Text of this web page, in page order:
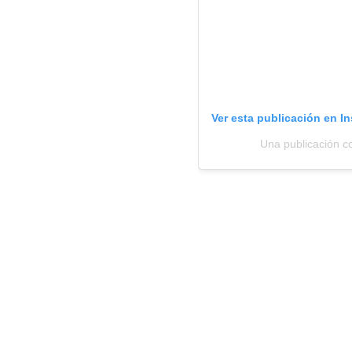
Ver esta publicación en
Una publicación